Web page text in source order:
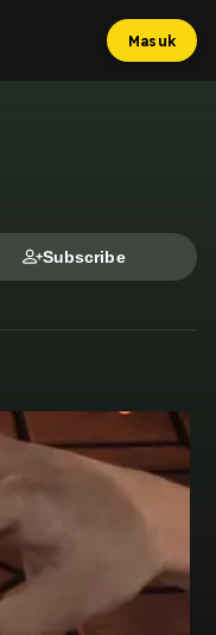
Masuk
Subscribe